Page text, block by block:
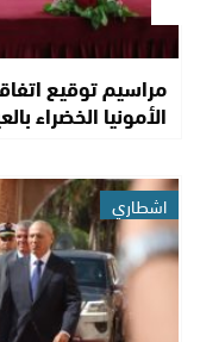
مراسيم توقيع
الأمونيا الخضراء
اشطاري